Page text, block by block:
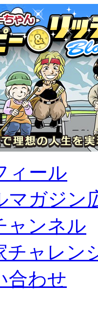
ィール
マガジン
ャンネル
チャレン
合わせ